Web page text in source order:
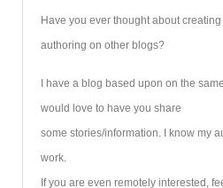
Have you ever thought about
authoring on other blogs?
I have a blog based upon on the
would love to have you share
some stories/information. I know my
work.
If you are even remotely interested,